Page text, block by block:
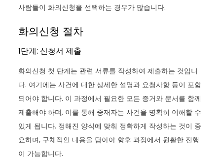
사람들이 화의신청을 선택하는 경우가 많습니다.
화의신청 절차
1단계: 신청서 제출
화의신청 첫 단계는 관련 서류를 작성하여 제출하는 것입니
다. 여기에는 사건에 대한 상세한 설명과 요청사항 등이 포함
되어야 합니다. 이 과정에서 필요한 모든 증거와 문서를 함께
제출해야 하며, 이를 통해 중재자는 사건을 명확히 이해할 수
있게 됩니다. 정해진 양식에 맞춰 정확하게 작성하는 것이 중
요하며, 구체적인 내용을 담아야 향후 과정에서 원활한 진행
이 가능합니다.